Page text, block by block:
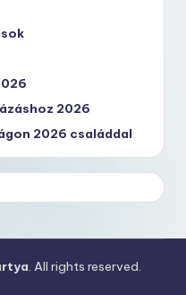
2026
2026 családdal
. All rights reserved.